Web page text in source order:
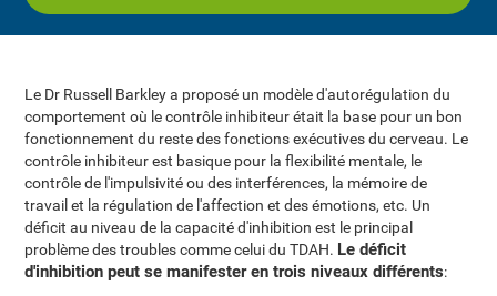
Le Dr Russell Barkley a proposé un modèle d'autorégulation du
comportement où le contrôle inhibiteur était la base pour un bon
fonctionnement du reste des fonctions exécutives du cerveau. Le
contrôle inhibiteur est basique pour la flexibilité mentale, le
contrôle de l'impulsivité ou des interférences, la mémoire de
travail et la régulation de l'affection et des émotions, etc. Un
déficit au niveau de la capacité d'inhibition est le principal
problème des troubles comme celui du TDAH. Le déficit
d'inhibition peut se manifester en trois niveaux différents: